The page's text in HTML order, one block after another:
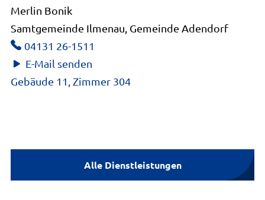
Merlin Bonik
Samtgemeinde Ilmenau, Gemeinde Adendorf
04131 26-1511
E-Mail senden
Gebäude 11, Zimmer 304
Alle Dienstleistungen